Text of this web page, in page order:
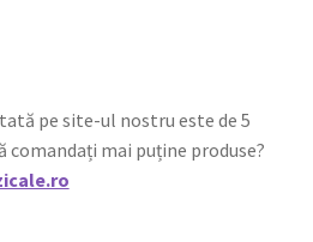
pe site-ul nostru este de 5
comandați mai puține produse?